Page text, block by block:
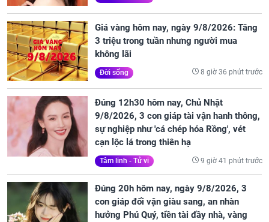
Giá vàng hôm nay, ngày 9/8/2026: Tăng
3 triệu trong tuần nhưng người mua
không lãi
Đời sống 8 giờ 36 phút trước
Đúng 12h30 hôm nay, Chủ Nhật
9/8/2026, 3 con giáp tài vận hanh thông,
sự nghiệp như 'cá chép hóa Rồng', vét
cạn lộc lá trong thiên hạ
Tâm linh - Tử vi 9 giờ 41 phút trước
Đúng 20h hôm nay, ngày 9/8/2026, 3
con giáp đổi vận giàu sang, an nhàn
hưởng Phú Quý, tiền tài đầy nhà, vàng